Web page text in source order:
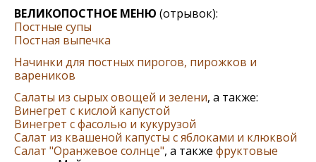
ВЕЛИКОПОСТНОЕ МЕНЮ (отрывок):
Постные супы
Постная выпечка
Начинки для постных пирогов, пирожков и
вареников
Салаты из сырых овощей и зелени, а также:
Винегрет с кислой капустой
Винегрет с фасолью и кукурузой
Салат из квашеной капусты с яблоками и клюквой
Салат "Оранжевое солнце", а также фруктовые